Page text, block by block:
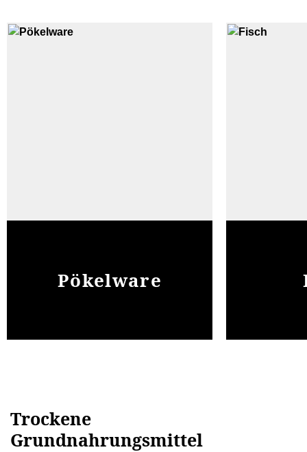
Pökelware
Trockene
Grundnahrungsmittel